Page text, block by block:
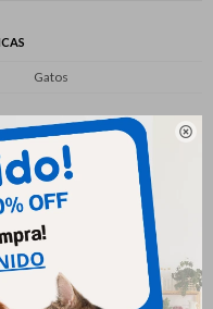

Gatos
interesar